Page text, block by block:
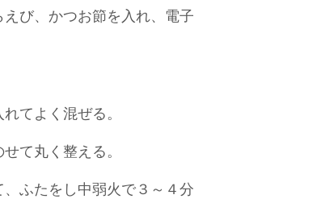
び、かつお節を入れ、電子
てよく混ぜる。
て丸く整える。
ふたをし中弱火で３～４分